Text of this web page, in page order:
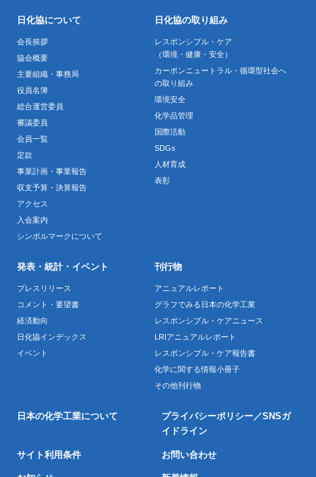
日化協について
会長挨拶
協会概要
主要組織・事務局
役員名簿
総合運営委員
審議委員
会員一覧
定款
事業計画・事業報告
収支予算・決算報告
アクセス
入会案内
シンボルマークについて
日化協の取り組み
レスポンシブル・ケア
（環境・健康・安全）
カーボンニュートラル・循環型社会へ
の取り組み
環境安全
化学品管理
国際活動
SDGs
人材育成
表彰
発表・統計・イベント
プレスリリース
コメント・要望書
経済動向
日化協インデックス
イベント
刊行物
アニュアルレポート
グラフでみる日本の化学工業
レスポンシブル・ケアニュース
LRIアニュアルレポート
レスポンシブル・ケア報告書
化学に関する情報小冊子
その他刊行物
日本の化学工業について
プライバシーポリシー／SNSガ
イドライン
サイト利用条件 お問い合わせ